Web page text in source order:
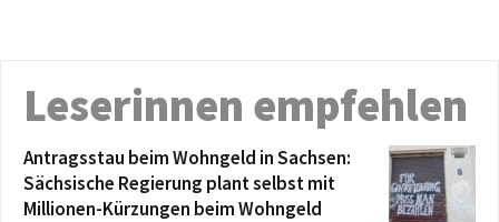
Leserinnen empfehlen
Antragsstau beim Wohngeld in Sachsen:
Sächsische Regierung plant selbst mit
Millionen-Kürzungen beim Wohngeld